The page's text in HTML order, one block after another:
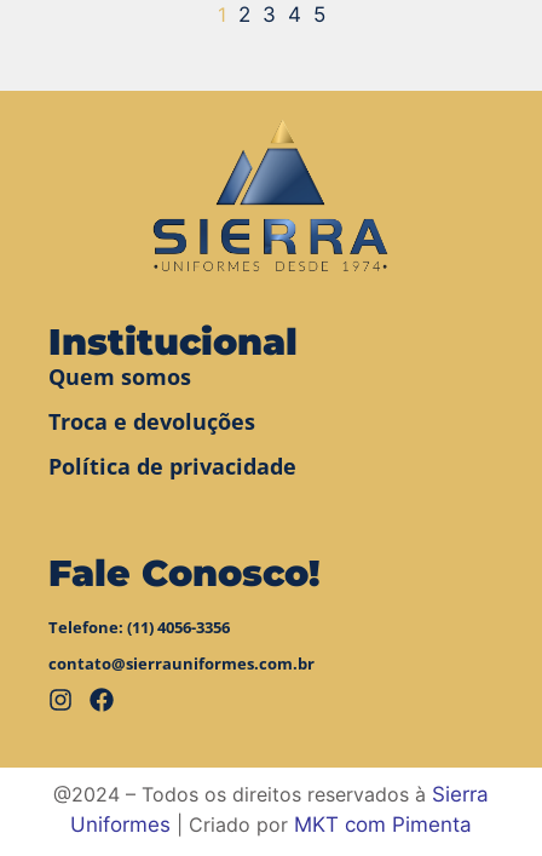
1 2 3 4 5
Institucional
Quem somos
Troca e devoluções
Política de privacidade
Fale Conosco!
Telefone: (11) 4056-3356
contato@sierrauniformes.com.br
@2024 – Todos os direitos reservados à Sierra
Uniformes | Criado por MKT com Pimenta